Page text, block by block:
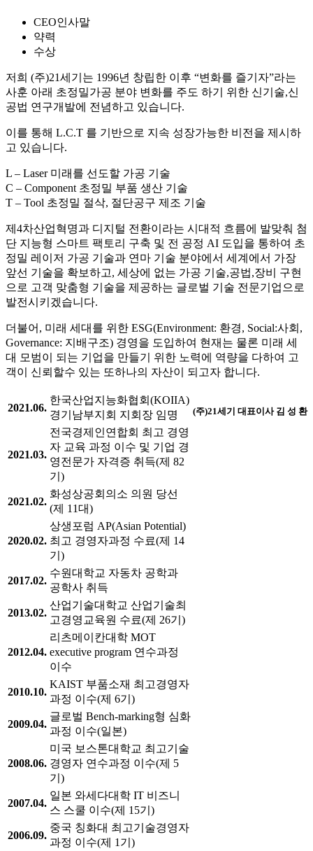
CEO인사말
약력
수상
저희 (주)21세기는 1996년 창립한 이후 “변화를 즐기자”라는
사훈 아래 초정밀가공 분야 변화를 주도 하기 위한 신기술,신
공법 연구개발에 전념하고 있습니다.
이를 통해 L.C.T 를 기반으로 지속 성장가능한 비전을 제시하
고 있습니다.
L – Laser 미래를 선도할 가공 기술
C – Component 초정밀 부품 생산 기술
T – Tool 초정밀 절삭, 절단공구 제조 기술
제4차산업혁명과 디지털 전환이라는 시대적 흐름에 발맞춰 첨
단 지능형 스마트 팩토리 구축 및 전 공정 AI 도입을 통하여 초
정밀 레이저 가공 기술과 연마 기술 분야에서 세계에서 가장
앞선 기술을 확보하고, 세상에 없는 가공 기술,공법,장비 구현
으로 고객 맞춤형 기술을 제공하는 글로벌 기술 전문기업으로
발전시키겠습니다.
더불어, 미래 세대를 위한 ESG(Environment: 환경, Social:사회,
Governance: 지배구조) 경영을 도입하여 현재는 물론 미래 세
대 모범이 되는 기업을 만들기 위한 노력에 역량을 다하여 고
객이 신뢰할수 있는 또하나의 자산이 되고자 합니다.
(주)21세기 대표이사 김 성 환
2021.06.
한국산업지능화협회(KOIIA)
경기남부지회 지회장 임명
2021.03.
전국경제인연합회 최고 경영
자 교육 과정 이수 및 기업 경
영전문가 자격증 취득(제 82
기)
2021.02.
화성상공회의소 의원 당선
(제 11대)
2020.02.
상생포럼 AP(Asian Potential)
최고 경영자과정 수료(제 14
기)
2017.02.
수원대학교 자동차 공학과
공학사 취득
2013.02.
산업기술대학교 산업기술최
고경영교육원 수료(제 26기)
2012.04.
리츠메이칸대학 MOT
executive program 연수과정
이수
2010.10.
KAIST 부품소재 최고경영자
과정 이수(제 6기)
2009.04.
글로벌 Bench-marking형 심화
과정 이수(일본)
2008.06.
미국 보스톤대학교 최고기술
경영자 연수과정 이수(제 5
기)
2007.04.
일본 와세다대학 IT 비즈니
스 스쿨 이수(제 15기)
2006.09.
중국 칭화대 최고기술경영자
과정 이수(제 1기)